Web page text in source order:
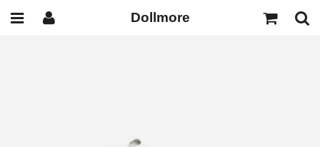
Dollmore